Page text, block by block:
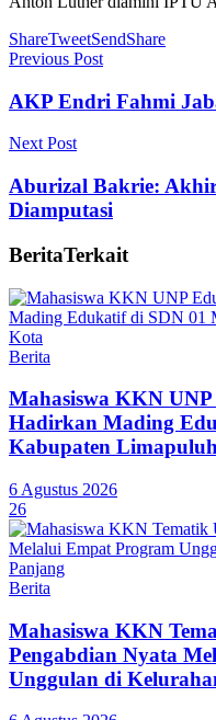
ShareTweetSendShare
Previous Post
AKP Endri Fahmi
Next Post
Aburizal Bakrie:
Diamputasi
BeritaTerkait
Berita
Mahasiswa KKN
Hadirkan Mading
Kabupaten
6 Agustus 2026
26
Berita
Mahasiswa KKN
Pengabdian Nyata
Unggulan di